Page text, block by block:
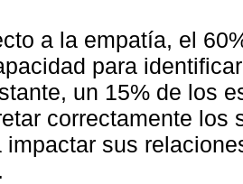
a la empatía, el
para
un 15% de los
correctamente los
impactar sus